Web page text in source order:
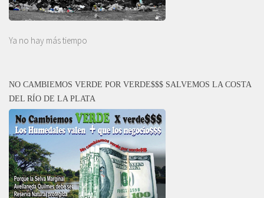
Ya no hay más tiempo
NO CAMBIEMOS VERDE POR VERDE$$$ SALVEMOS LA COSTA
DEL RÍO DE LA PLATA